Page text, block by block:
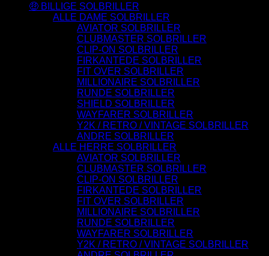
🤑 BILLIGE SOLBRILLER
ALLE DAME SOLBRILLER
AVIATOR SOLBRILLER
CLUBMASTER SOLBRILLER
CLIP-ON SOLBRILLER
FIRKANTEDE SOLBRILLER
FIT OVER SOLBRILLER
MILLIONAIRE SOLBRILLER
RUNDE SOLBRILLER
SHIELD SOLBRILLER
WAYFARER SOLBRILLER
Y2K / RETRO / VINTAGE SOLBRILLER
ANDRE SOLBRILLER
ALLE HERRE SOLBRILLER
AVIATOR SOLBRILLER
CLUBMASTER SOLBRILLER
CLIP-ON SOLBRILLER
FIRKANTEDE SOLBRILLER
FIT OVER SOLBRILLER
MILLIONAIRE SOLBRILLER
RUNDE SOLBRILLER
WAYFARER SOLBRILLER
Y2K / RETRO / VINTAGE SOLBRILLER